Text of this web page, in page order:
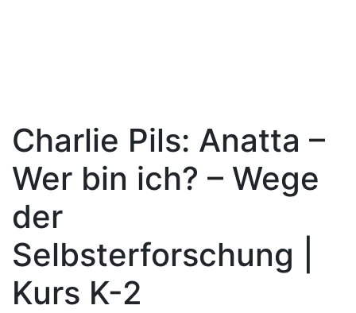
Charlie Pils: Anatta –
Wer bin ich? – Wege
der
Selbsterforschung |
Kurs K-2